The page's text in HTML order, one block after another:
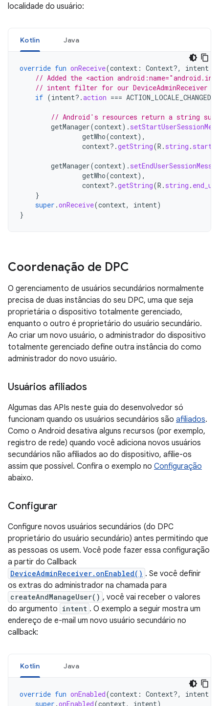
localidade do usuário:
Kotlin Java
override fun onReceive(context : Context?, intent
// Added the <action
// intent filter for our DeviceAdminReceiver
if (intent?.action === ACTION_LOCALE_CHANGED
// Android's resources return a string
getManager(context).
getWho(context),
context?.getString(R . string .
getManager(context).
getWho(context),
context?.getString(R . string .
}
super .onReceive(context, intent)
}
Coordenação de DPC
O gerenciamento de usuários secundários normalmente
precisa de duas instâncias do seu DPC, uma que seja
proprietária o dispositivo totalmente gerenciado,
enquanto o outro é proprietário do usuário secundário.
Ao criar um novo usuário, o administrador do dispositivo
totalmente gerenciado define outra instância do como
administrador do novo usuário.
Usuários afiliados
Algumas das APIs neste guia do desenvolvedor só
funcionam quando os usuários secundários são afiliados.
Como o Android desativa alguns recursos (por exemplo,
registro de rede) quando você adiciona novos usuários
secundários não afiliados ao do dispositivo, afilie-os
assim que possível. Confira o exemplo no Configuração
abaixo.
Configurar
Configure novos usuários secundários (do DPC
proprietário do usuário secundário) antes permitindo que
as pessoas os usem. Você pode fazer essa configuração
a partir do Callback
DeviceAdminReceiver.onEnabled() . Se você definir
os extras do administrador na chamada para
createAndManageUser() , você vai receber o valores
do argumento intent . O exemplo a seguir mostra um
endereço de e-mail um novo usuário secundário no
callback:
Kotlin Java
override fun onEnabled(context : Context?, intent
super .onEnabled(context, intent)